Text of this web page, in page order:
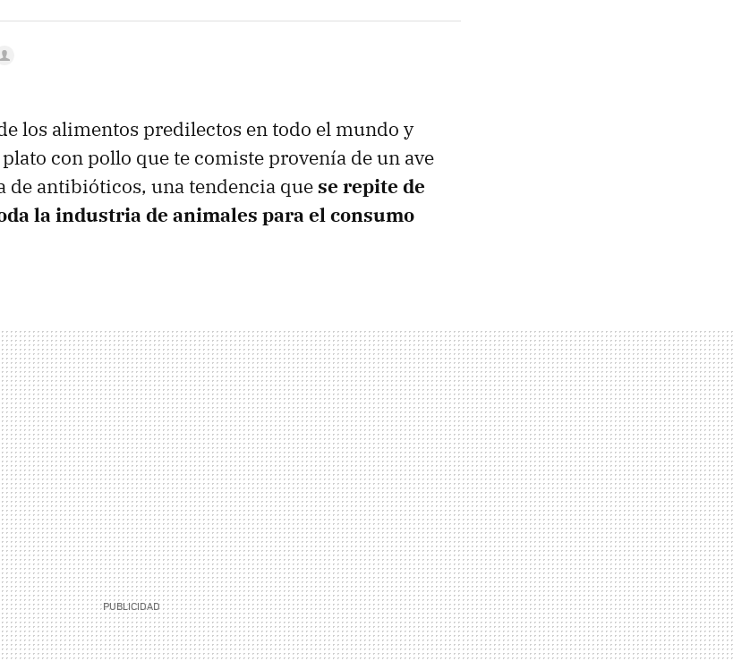
los alimentos predilectos en todo el mundo y
con pollo que te comiste provenía de un ave
de antibióticos, una tendencia quese repite de
la industria de animales para el consumo